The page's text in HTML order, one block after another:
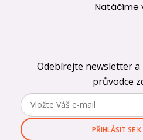
Natáčíme
Odebírejte newsletter a
průvodce
PŘIHLÁSIT SE